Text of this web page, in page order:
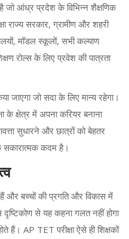
है जो आंध्र प्रदेश के विभिन्न शैक्षणिक
राज्य सरकार, ग्रामीण और शहरी
मॉडल स्कूलों, सभी कल्याण
रोल्स के लिए प्रवेश की पात्रता
जाएगा जो सदा के लिए मान्य रहेगा।
के क्षेत्र में अपना करियर बनाना
सुधारने और छात्रों को बेहतर
कदम है।
और बच्चों की प्रगति और विकास में
से यह कहना गलत नहीं होगा
हैं। AP TET परीक्षा ऐसे ही शिक्षकों